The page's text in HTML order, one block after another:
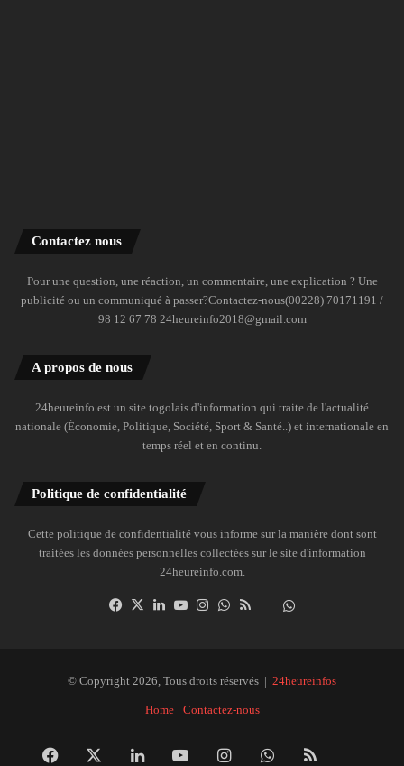
Contactez nous
Pour une question, une réaction, un commentaire, une explication ? Une
publicité ou un communiqué à passer?Contactez-nous(00228) 70171191 /
98 12 67 78 24heureinfo2018@gmail.com
A propos de nous
24heureinfo est un site togolais d'information qui traite de l'actualité
nationale (Économie, Politique, Société, Sport & Santé..) et internationale en
temps réel et en continu.
Politique de confidentialité
Cette politique de confidentialité vous informe sur la manière dont sont
traitées les données personnelles collectées sur le site d'information
24heureinfo.com.
Facebook
X LinkedinYouTubeInstagramWhatsAppDailymotion
© Copyright 2026, Tous droits réservés | 24heureinfos
Home Contactez-nous
Facebook LinkedinYouTubeInstagramWhatsApp
RSS